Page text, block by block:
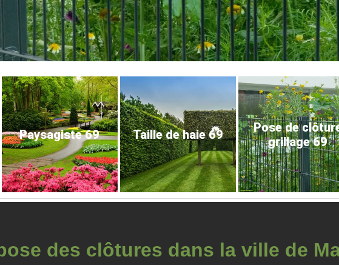
Paysagiste 69 Taille de haie 69
Pose de
grillage 69
des clôtures dans la ville de